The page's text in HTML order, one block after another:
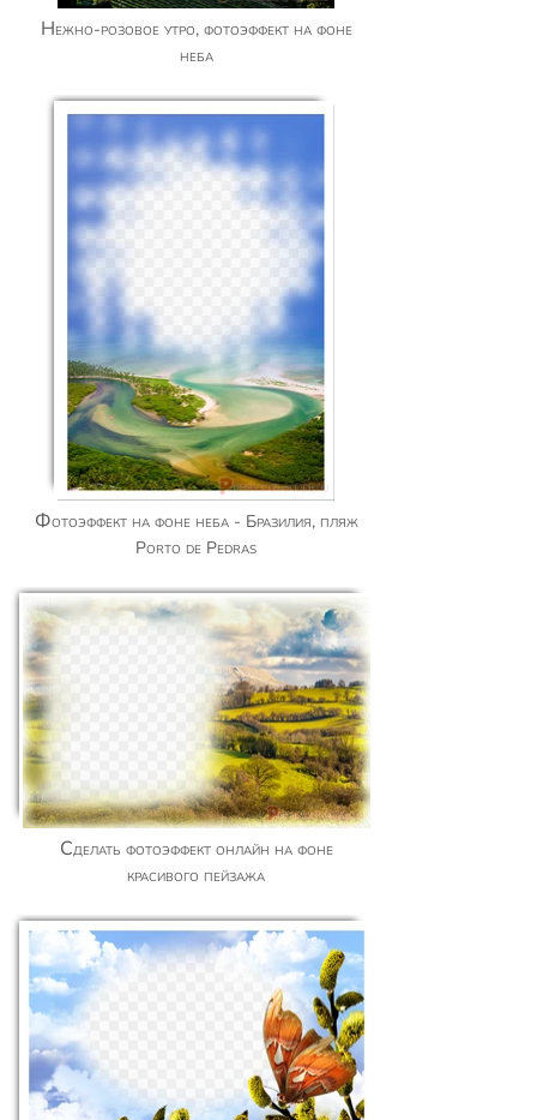
Нежно-розовое утро, фотоэффект на фоне
неба
Фотоэффект на фоне неба - Бразилия, пляж
Porto de Pedras
Сделать фотоэффект онлайн на фоне
красивого пейзажа